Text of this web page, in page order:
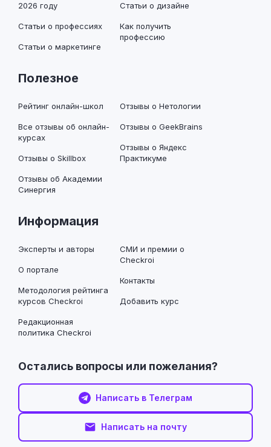
2026 году
Статьи о профессиях
Статьи о маркетинге
Статьи о дизайне
Как получить
профессию
Полезное
Рейтинг онлайн-школ
Все отзывы об онлайн-
курсах
Отзывы о Skillbox
Отзывы об Академии
Синергия
Отзывы о Нетологии
Отзывы о GeekBrains
Отзывы о Яндекс
Практикуме
Информация
Эксперты и авторы
О портале
Методология рейтинга
курсов Checkroi
Редакционная
политика Checkroi
СМИ и премии о
Checkroi
Контакты
Добавить курс
Остались вопросы или пожелания?
Написать в Телеграм
Написать на почту